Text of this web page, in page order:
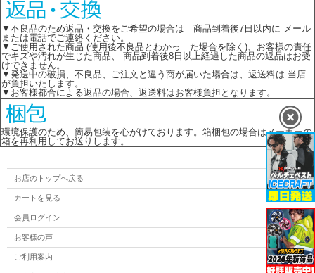
▼不良品のため返品・交換をご希望の場合は 商品到着後7日以内に メール
または電話でご連絡ください。
▼ご使用された商品 (使用後不良品とわかっ た場合を除く)、お客様の責任
でキズや汚れが生じた商品、 商品到着後8日以上経過した商品の返品はお受
けできません。
▼発送中の破損、不良品、ご注文と違う商が届いた場合は、返送料は 当店
が負担いたします。
▼お客様都合による返品の場合、返送料はお客様負担となります。
環境保護のため、簡易包装を心がけております。箱梱包の場合はメーカーの
箱を再利用してお送りします。
お店のトップへ戻る
カートを見る
会員ログイン
お客様の声
ご利用案内